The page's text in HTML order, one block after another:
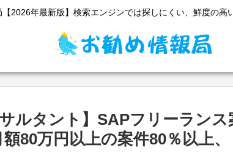
2026年最新版】検索エンジンでは探しにくい、鮮度の高
ルタント】SAPフリーランス
80万円以上の案件80％以上、